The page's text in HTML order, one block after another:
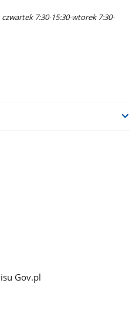
7:30-15:30-wtorek 7:30-
Gov.pl